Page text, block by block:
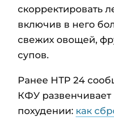
скорректировать
включив в него
свежих овощей,
супов.
Ранее НТР 24
КФУ
похудении: как